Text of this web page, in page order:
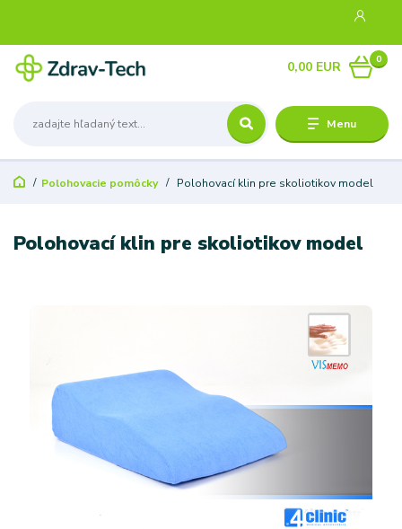
Menu
0
0,00 EUR
Polohovacie pomôcky Polohovací klin pre skoliotikov model
Polohovací klin pre skoliotikov model